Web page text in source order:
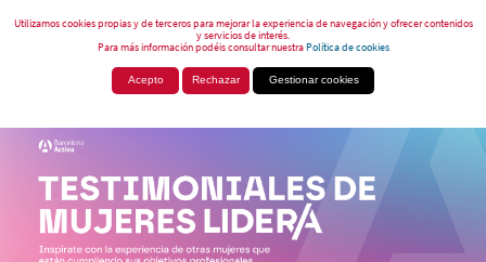
Utilizamos cookies propias y de terceros para mejorar la experiencia de navegación y ofrecer contenidos
y servicios de interés.
Para más información podéis consultar nuestraPolítica de cookies
Acepto Rechazar Gestionar cookies